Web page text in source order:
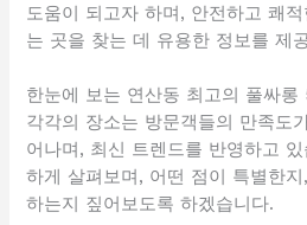
도움이 되고자 하며, 안전하고 쾌
는 곳을 찾는 데 유용한 정보를 제
한눈에 보는 연산동 최고의 풀싸롱
각각의 장소는 방문객들의 만족도
어나며, 최신 트렌드를 반영하고
하게 살펴보며, 어떤 점이 특별한
하는지 짚어보도록 하겠습니다.